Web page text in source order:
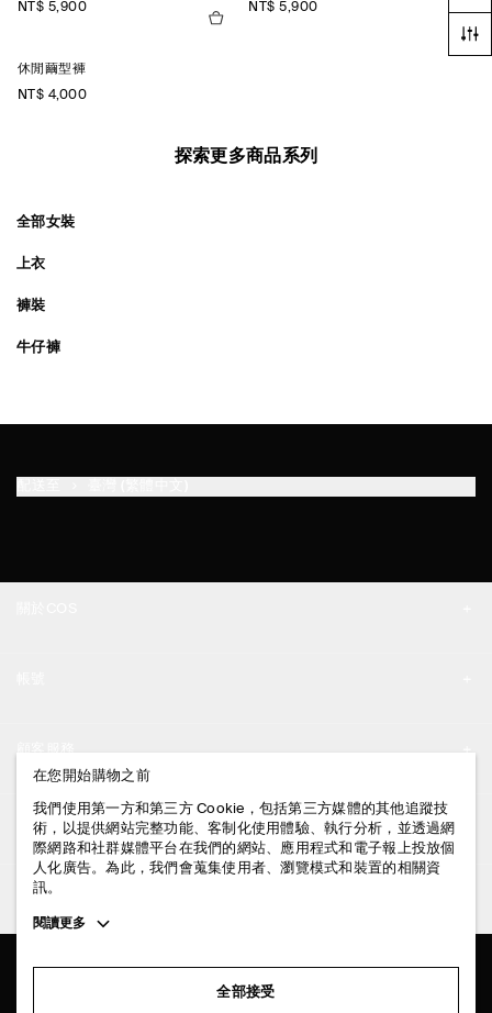
NT$ 5,900
NT$ 5,900
休閒繭型褲
NT$ 4,000
探索更多商品系列
全部女裝
上衣
褲裝
牛仔褲
門市資訊
登入 / 註冊
聯絡我們
配送說明
付款說明
退貨及退款說明
常見問題
法律資訊
隱私權政策
條款與細則
追蹤COS
在您開始購物之前
我們使用第一方和第三方 Cookie，包括第三方媒體的其他追蹤技
術，以提供網站完整功能、客制化使用體驗、執行分析，並透過網
際網路和社群媒體平台在我們的網站、應用程式和電子報上投放個
人化廣告。為此，我們會蒐集使用者、瀏覽模式和裝置的相關資
訊。
Toggle
閱讀更多
全部接受